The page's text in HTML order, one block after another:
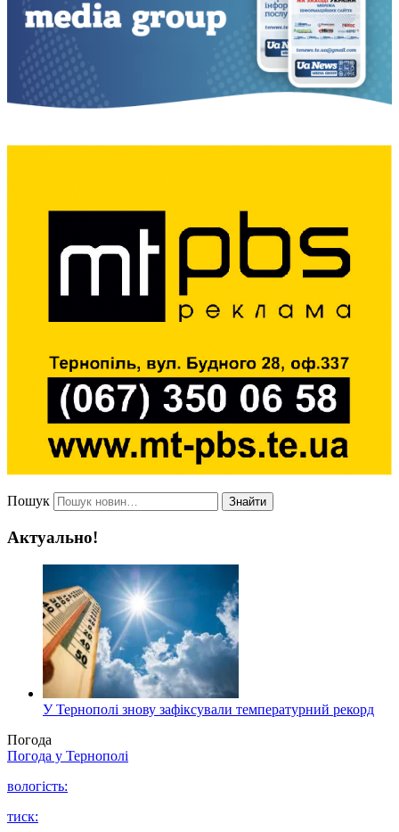
Пошук Знайти
Актуально!
У Тернополі знову зафіксували температурний рекорд
Погода
Погода у Тернополі
вологість:
тиск: